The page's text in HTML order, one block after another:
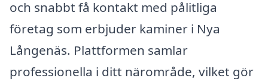
och snabbt få kontakt med pålitliga
företag som erbjuder kaminer i Nya
Långenäs. Plattformen samlar
professionella i ditt närområde, vilket gör